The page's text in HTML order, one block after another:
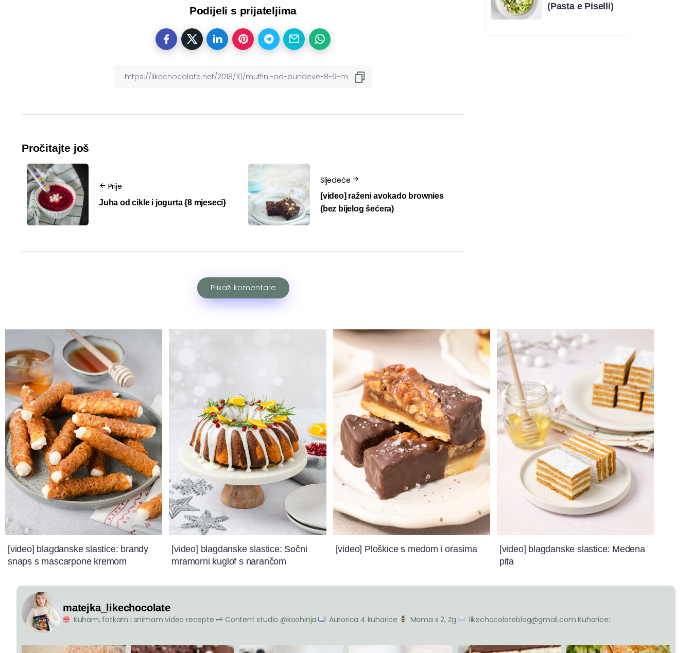
Podijeli s prijateljima
Pročitajte još
Prije
Juha od cikle i jogurta {8 mjeseci}
Sljedeće
[video] raženi avokado brownies
(bez bijelog šećera)
Prikaži komentare
(Pasta e Piselli)
[video] blagdanske slastice: brandy
snaps s mascarpone kremom
[video] blagdanske slastice: Sočni
mramorni kuglof s narančom
[video] Ploškice s medom i orasima
[video] blagdanske slastice: Medena
pita
matejka_likechocolate
Kuham, fotkam i snimam video recepte 🗝 Content studio @koohinja Autorica 4 kuharice Mama x 2, Zg likechocolateblog@gmail.com Kuharice: